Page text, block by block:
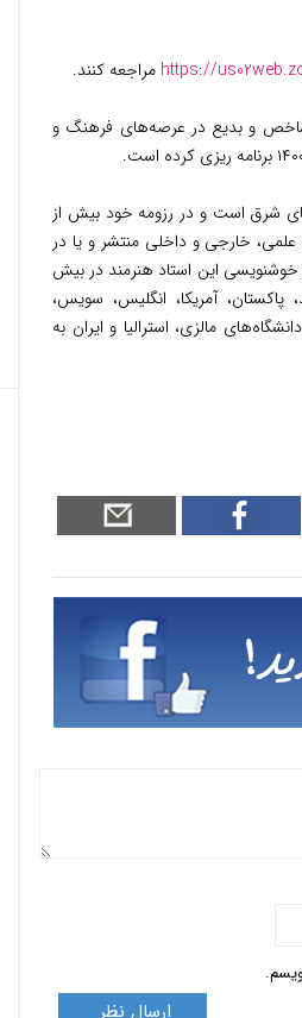
https:// مراجعه کنند.
و بدیع در عرصه‌های فرهنگ و
شرق است و در رزومه خود بیش از
نشریات علمی، خارجی و داخلی منتشر و یا در
این استاد هنرمند در بیش
پاکستان، آمریکا، انگلیس، سویس،
مالزی، استرالیا و ایران به